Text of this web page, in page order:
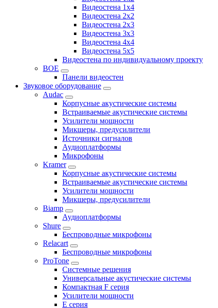
Видеостена 1x4
Видеостена 2x2
Видеостена 2x3
Видеостена 3x3
Видеостена 4x4
Видеостена 5x5
Видеостена по индивидуальному проекту
BOE
Панели видеостен
Звуковое оборудование
Audac
Корпусные акустические системы
Встраиваемые акустические системы
Усилители мощности
Микшеры, предусилители
Источники сигналов
Аудиоплатформы
Микрофоны
Kramer
Корпусные акустические системы
Встраиваемые акустические системы
Усилители мощности
Микшеры, предусилители
Biamp
Аудиоплатформы
Shure
Беспроводные микрофоны
Relacart
Беспроводные микрофоны
ProTone
Системные решения
Универсальные акустические системы
Компактная F серия
Усилители мощности
E серия